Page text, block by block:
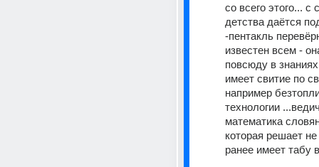
со всего этого... с
детства даётся
-пентакль
известен всем -
повсюду в
имеет свитие по
например
технологии
математика
которая решает
ранее имеет табу